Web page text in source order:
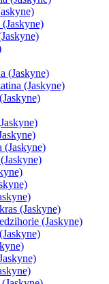
(Jaskyne)
(Jaskyne)
(Jaskyne)
(Jaskyne)
(Jaskyne)